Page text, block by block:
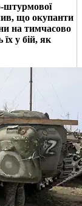
штурмової
що окупанти
на тимчасово
у бій, як